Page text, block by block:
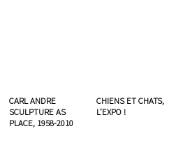
CARL ANDRE
SCULPTURE AS
PLACE, 1958-2010
CHIENS ET CHATS,
L’EXPO !